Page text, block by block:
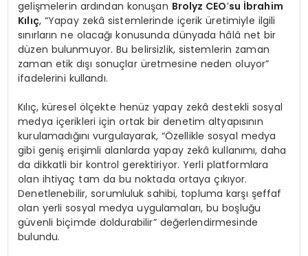
gelişmelerin ardından konuşan Brolyz CEO’su İbrahim
Kılıç, “Yapay zekâ sistemlerinde içerik üretimiyle ilgili
sınırların ne olacağı konusunda dünyada hâlâ net bir
düzen bulunmuyor. Bu belirsizlik, sistemlerin zaman
zaman etik dışı sonuçlar üretmesine neden oluyor”
ifadelerini kullandı.
Kılıç, küresel ölçekte henüz yapay zekâ destekli sosyal
medya içerikleri için ortak bir denetim altyapısının
kurulamadığını vurgulayarak, “Özellikle sosyal medya
gibi geniş erişimli alanlarda yapay zekâ kullanımı, daha
da dikkatli bir kontrol gerektiriyor. Yerli platformlara
olan ihtiyaç tam da bu noktada ortaya çıkıyor.
Denetlenebilir, sorumluluk sahibi, topluma karşı şeffaf
olan yerli sosyal medya uygulamaları, bu boşluğu
güvenli biçimde doldurabilir” değerlendirmesinde
bulundu.